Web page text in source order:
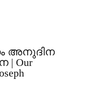
അനുദിന
Our